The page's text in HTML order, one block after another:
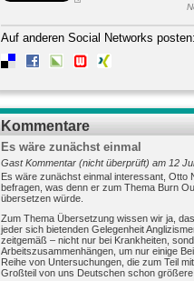
Auf anderen Social Networks
Kommentare
Es wäre zunächst einmal
Gast Kommentar (nicht überprüft) am 12
Es wäre zunächst einmal interessant,
befragen, was denn er zum Thema Burn
übersetzen würde.
Zum Thema Übersetzung wissen wir ja,
jeder sich bietenden Gelegenheit
zeitgemäß – nicht nur bei Krankheiten,
Arbeitszusammenhängen, um nur einige
Reihe von Untersuchungen, die zum Teil
Großteil von uns Deutschen schon